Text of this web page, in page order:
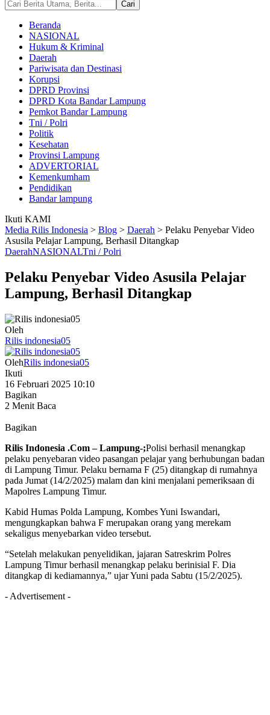
Beranda
NASIONAL
Hukum & Kriminal
Daerah
Pariwisata dan Destinasi
Korupsi
DPRD Provinsi
DPRD Kota Bandar Lampung
Pemkot Bandar Lampung
Tni / Polri
Politik
Kesehatan
Provinsi Lampung
ADVERTORIAL
Kemenkumham
Pendidikan
Bandar lampung
Ikuti KAMI
Media Rilis Indonesia > Blog > Daerah > Pelaku Penyebar Video
Asusila Pelajar Lampung, Berhasil Ditangkap
DaerahNASIONALTni / Polri
Pelaku Penyebar Video Asusila Pelajar
Lampung, Berhasil Ditangkap
Oleh
Rilis indonesia05
OlehRilis indonesia05
Ikuti
16 Februari 2025 10:10
Bagikan
2 Menit Baca
Bagikan
Rilis Indonesia .Com – Lampung-;Polisi berhasil menangkap
pelaku penyebaran video pasangan pelajar yang berhubungan badan
di Lampung Timur. Pelaku bernama F (25) ditangkap di rumahnya
pada Jumat (14/2/2025) malam dan kini menjalani pemeriksaan di
Mapolres Lampung Timur.
Kabid Humas Polda Lampung, Kombes Yuni Iswandari,
mengungkapkan bahwa F merupakan orang yang merekam
sekaligus menyebarkan video tersebut.
“Setelah melakukan penyelidikan, jajaran Satreskrim Polres
Lampung Timur berhasil menangkap pelaku berinisial F. Dia
ditangkap di kediamannya,” ujar Yuni pada Sabtu (15/2/2025).
- Advertisement -